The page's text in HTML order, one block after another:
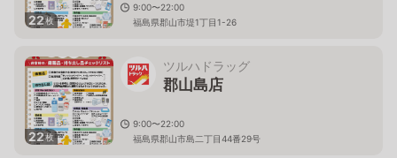
22枚
9:00〜22:00
福島県郡山市堤1丁目1-26
22枚
ツルハドラッグ
郡山島店
9:00〜22:00
福島県郡山市島二丁目44番29号